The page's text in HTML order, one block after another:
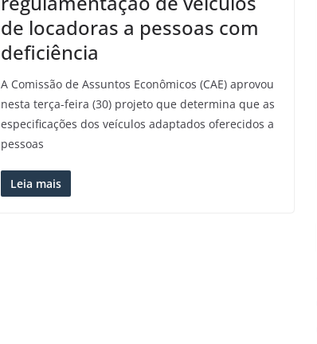
de locadoras a pessoas com
deficiência
A Comissão de Assuntos Econômicos (CAE) aprovou
nesta terça-feira (30) projeto que determina que as
especificações dos veículos adaptados oferecidos a
pessoas
Leia mais